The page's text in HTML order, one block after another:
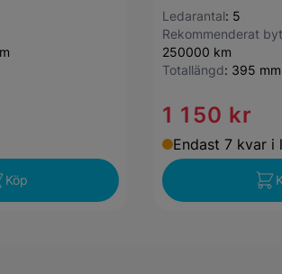
Köp
Ledarantal: 5
Rekommenderat
250000 km
Totallängd: 395 mm
1 150 kr
Endast 7 kvar i